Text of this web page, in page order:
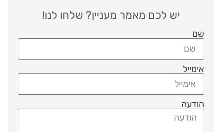
יש לכם מאמר מעניין? שלחו לנו!
שם
אימייל
הודעה